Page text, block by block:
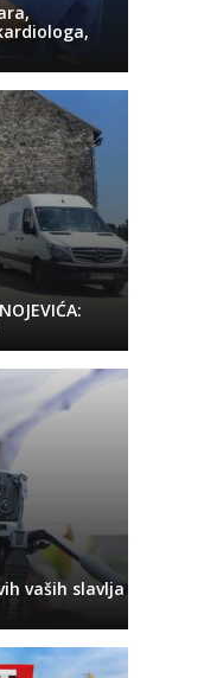
vaših slavlja